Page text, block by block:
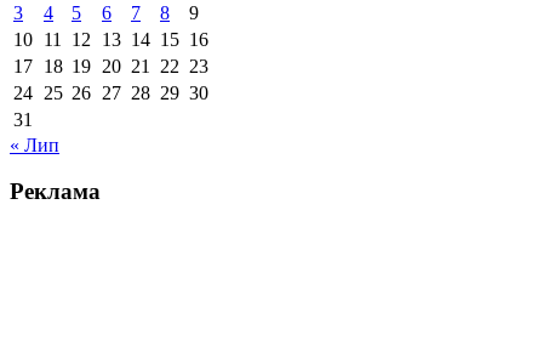
3
4 5 6 7 8
9
10 11 12 13 14 15 16
17 18 19 20 21 22 23
24 25 26 27 28 29 30
31
« Лип
Реклама